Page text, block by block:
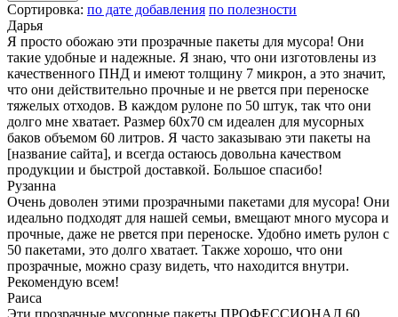
Сортировка: по дате добавления по полезности
Дарья
Я просто обожаю эти прозрачные пакеты для мусора! Они
такие удобные и надежные. Я знаю, что они изготовлены из
качественного ПНД и имеют толщину 7 микрон, а это значит,
что они действительно прочные и не рвется при переноске
тяжелых отходов. В каждом рулоне по 50 штук, так что они
долго мне хватает. Размер 60х70 см идеален для мусорных
баков объемом 60 литров. Я часто заказываю эти пакеты на
[название сайта], и всегда остаюсь довольна качеством
продукции и быстрой доставкой. Большое спасибо!
Рузанна
Очень доволен этими прозрачными пакетами для мусора! Они
идеально подходят для нашей семьи, вмещают много мусора и
прочные, даже не рвется при переноске. Удобно иметь рулон с
50 пакетами, это долго хватает. Также хорошо, что они
прозрачные, можно сразу видеть, что находится внутри.
Рекомендую всем!
Раиса
Эти прозрачные мусорные пакеты ПРОФЕССИОНАЛ 60